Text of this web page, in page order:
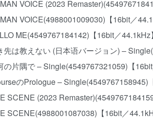
VOICE (2023
VOICE(4988001009030)【16bit／
ME(4549767184142)【16bit／44.1kHz
先は教えない (日本语バージョン) –
の片隅で – Single(4549767321059)【
のPrologue – Single(4549767158945)
SCENE (2023
SCENE(4988001087038)【16bit／